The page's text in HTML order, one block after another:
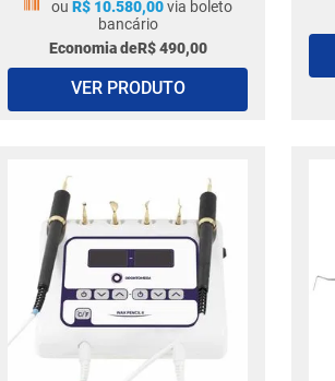
ou R$ 10.580,00via boleto
bancário
Economia deR$ 490,00
VER PRODUTO